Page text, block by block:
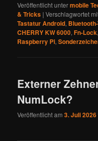
Veröffentlicht untermobile
& Tricks |Verschlagwortet
Tastatur Android,
CHERRY KW 6000,Fn-Lock
Raspberry Pi,
Externer
NumLock?
Veröffentlicht am3. Juli 2026